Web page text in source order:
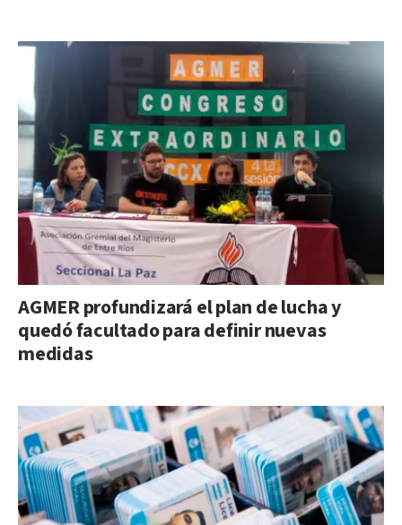
AGMER profundizará el plan de lucha y
quedó facultado para definir nuevas
medidas